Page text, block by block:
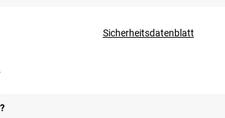
Sicherheitsdatenblatt